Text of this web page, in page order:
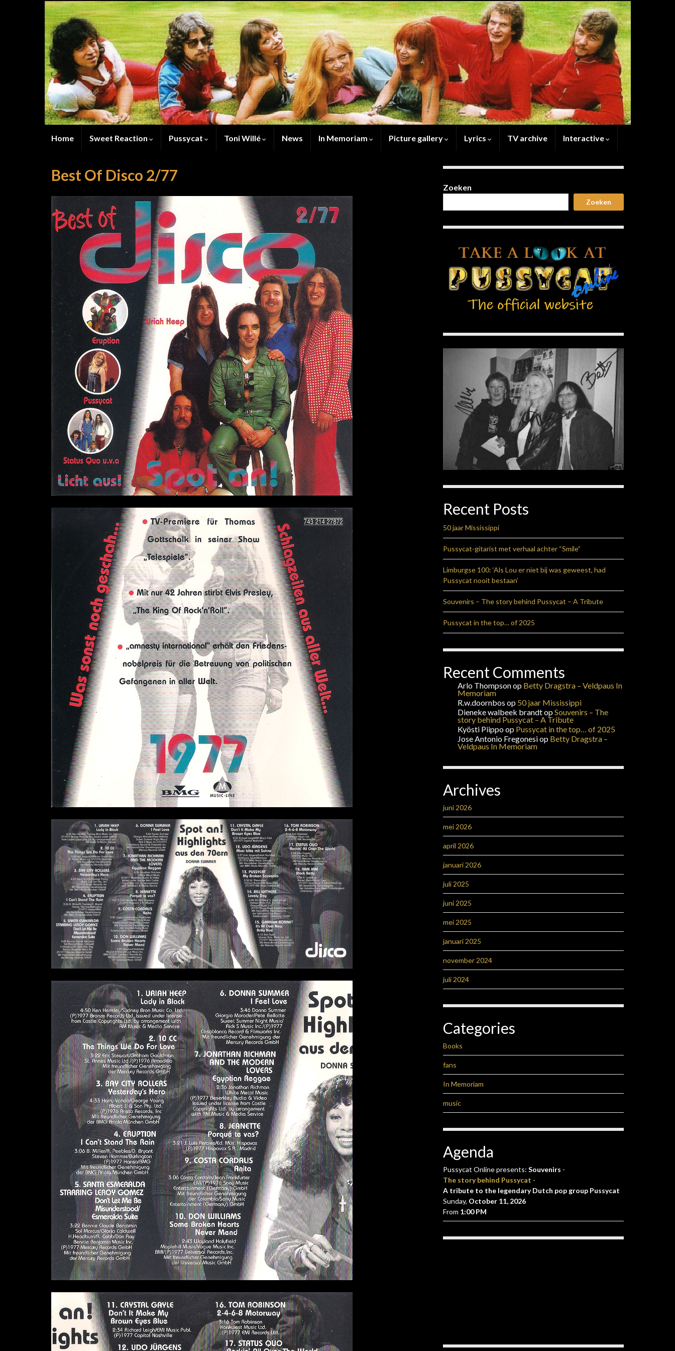
Home Sweet Reaction Pussycat Toni Willé News In Memoriam Picture gallery Lyrics TV archive Interactive
Best Of Disco 2/77
Zoeken
Zoeken
Recent Posts
50 jaar Mississippi
Pussycat-gitarist met verhaal achter “Smile”
Limburgse 100: ‘Als Lou er niet bij was geweest, had
Pussycat nooit bestaan’
Souvenirs – The story behind Pussycat – A Tribute
Pussycat in the top… of 2025
Recent Comments
Arlo Thompsonop Betty Dragstra – Veldpaus In
Memoriam
R.w.doornbos op 50 jaar Mississippi
Dieneke walbeek brandtopSouvenirs – The
story behind Pussycat – A Tribute
Kyösti Piippoop Pussycat in the top… of 2025
Jose Antonio Fregonesiop Betty Dragstra –
Veldpaus In Memoriam
Archives
juni 2026
mei 2026
april 2026
januari 2026
juli 2025
juni 2025
mei 2025
januari 2025
november 2024
juli 2024
Categories
Books
fans
In Memoriam
music
Agenda
Pussycat Online presents: Souvenirs -
The story behind Pussycat -
A tribute to the legendary Dutch pop group Pussycat
Sunday, October 11, 2026
From 1:00 PM